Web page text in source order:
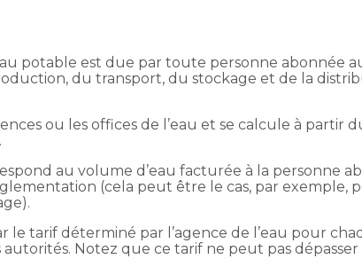
potable est due par toute personne abonnée
du transport, du stockage et de la
ou les offices de l’eau et se calcule à partir
au volume d’eau facturée à la personne
(cela peut être le cas, par exemple,
tarif déterminé par l’agence de l’eau pour
Notez que ce tarif ne peut pas dépasser